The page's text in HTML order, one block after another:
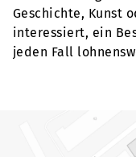
Geschichte, Kunst
interessiert, ein
jeden Fall